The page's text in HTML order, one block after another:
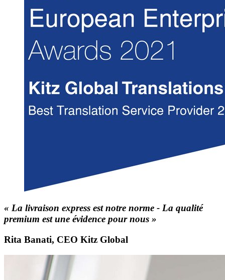
« La livraison express est notre norme - La qualité
premium est une évidence pour nous »
Rita Banati, CEO Kitz Global